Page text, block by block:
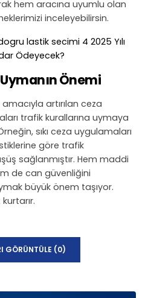
hem aracına uyumlu olan
inceleyebilirsin.
Önemi
artırılan ceza
trafik kurallarına uymaya
sıkı ceza uygulamaları
göre trafik
sağlanmıştır. Hem maddi
de can güvenliğini
büyük önem taşıyor.
GÖRÜNTÜLE (0)